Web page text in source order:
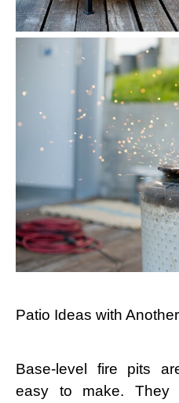
Patio Ideas with
Base-level fire pits
easy to make.